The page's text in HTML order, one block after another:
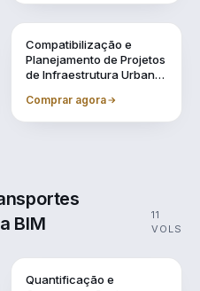
Compatibilização e
Planejamento de Projetos
de Infraestrutura Urbana
Comprar agora
BIM
11
VOLS
Quantificação e